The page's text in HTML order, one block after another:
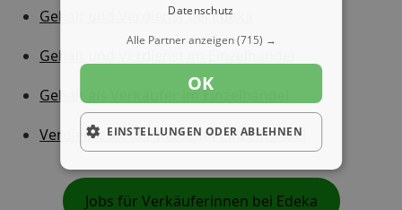
Gehalt und Verdienst bei Edeka
Gehalt und Verdienst im Einzelhandel
Gehalt als Verkäufer im Einzelhandel
Verdienst an der Kasse im Einzelhandel
Jobs für Verkäuferinnen bei Edeka
Datenschutz
Alle Partner anzeigen(715) →
OK
EINSTELLUNGEN ODER ABLEHNEN